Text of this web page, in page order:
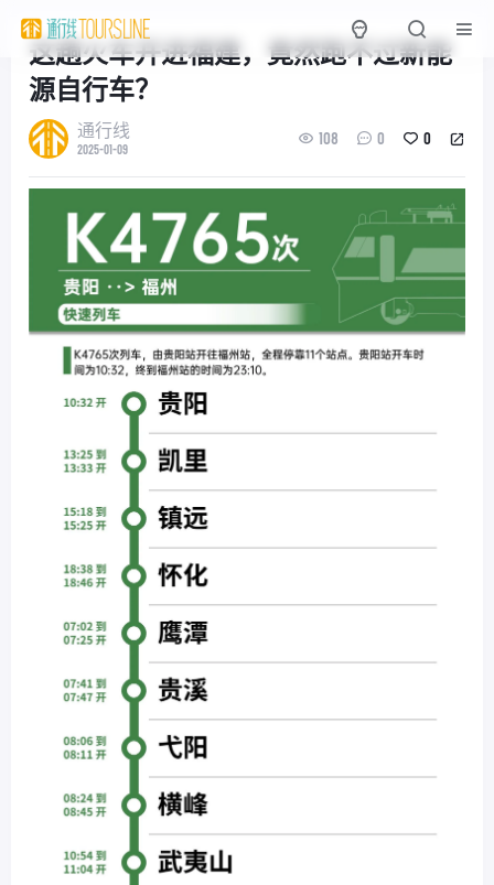
这趟火车开进福建，竟然跑不过新能
源自行车？
通行线
2025-01-09
108 0 0